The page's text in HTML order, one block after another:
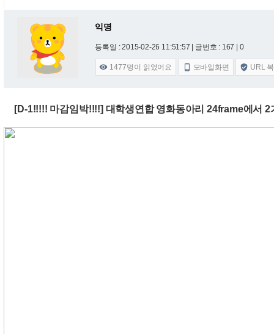
익명
등록일 : 2015-02-26 11:51:57 | 글번호 : 167 | 0
 1477명이 읽었어요  모바일화면  URL
[D-1!!!!! 마감임박!!!!] 대학생연합 영화동아리 24frame에서